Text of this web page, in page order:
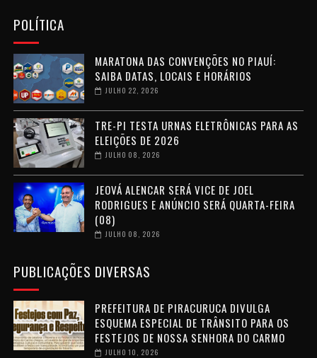
POLÍTICA
MARATONA DAS CONVENÇÕES NO PIAUÍ:
SAIBA DATAS, LOCAIS E HORÁRIOS
JULHO 22, 2026
TRE-PI TESTA URNAS ELETRÔNICAS PARA AS
ELEIÇÕES DE 2026
JULHO 08, 2026
JEOVÁ ALENCAR SERÁ VICE DE JOEL
RODRIGUES E ANÚNCIO SERÁ QUARTA-FEIRA
(08)
JULHO 08, 2026
PUBLICAÇÕES DIVERSAS
PREFEITURA DE PIRACURUCA DIVULGA
ESQUEMA ESPECIAL DE TRÂNSITO PARA OS
FESTEJOS DE NOSSA SENHORA DO CARMO
JULHO 10, 2026